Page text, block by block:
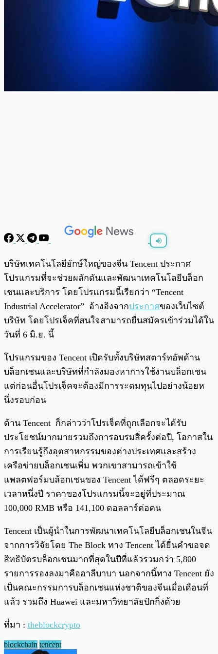
พร้อมเล่น
บริษัทเทคโนโลยียักษ์ใหญ่ของจีน Tencent ประกาศ
โปรแกรมที่จะช่วยผลักดันและพัฒนาเทคโนโลยีบล็อก
เชนและบริการ โดยโปรแกรมนี้เรียกว่า “Tencent
Industrial Accelerator” อ้างอิงจากประกาศของเว็บไซต์
บริษัท โดยโปรเจ็คที่สนใจสามารถยื่นสมัครเข้าร่วมได้ใน
วันที่ 6 มิ.ย. นี้
โปรแกรมของ Tencent เปิดรับทั้งบริษัทสตาร์ทอัพด้าน
บล็อกเชนและบริษัทที่กำลังมองหาการใช้งานบล็อกเชน
แต่ก่อนอื่นโปรเจ็คจะต้องมีการระดมทุนไปอย่างน้อยห
นึ่งรอบก่อน
ด้าน Tencent ก็กล่าวว่าโปรเจ็คที่ถูกเลือกจะได้รับ
ประโยชน์มากมายรวมถึงการอบรมสี่ครั้งต่อปี, โอกาสใน
การเรียนรู้ถึงอุตสาหกรรมของต่างประเทศและสร้าง
เครือข่ายบล็อกเชนเพิ่ม พวกเขาสามารถเข้าใช้
แพลตฟอร์มบล้อกเชนของ Tencent ได้ฟรีๆ ตลอดระยะ
เวลาหนึ่งปี ราคาของโปรแกรมนี้จะอยู่ที่ประมาณ
100,000 RMB หรือ 141,100 ดอลลาร์ต่อคน
Tencent เป็นผู้นำในการพัฒนาเทคโนโลยีบล็อกเชนในจีน
จากการวิจัยโดย The Block ทาง Tencent ได้ยื่นคำขอจด
สิทธิบัตรบล็อกเชนมากที่สุดในปีที่แล้วรวมกว่า 5,800
รายการรองลงมาคืออาลีบาบา นอกจากนี้ทาง Tencent ยัง
เป็นคณะกรรมการบล็อกเชนแห่งชาติของจีนเมื่อเดือนที่
แล้ว รวมถึง Huawei และมหาวิทยาลัยปักกิ่งด้วย
ที่มา : theblockcrypto
blockchain tencent